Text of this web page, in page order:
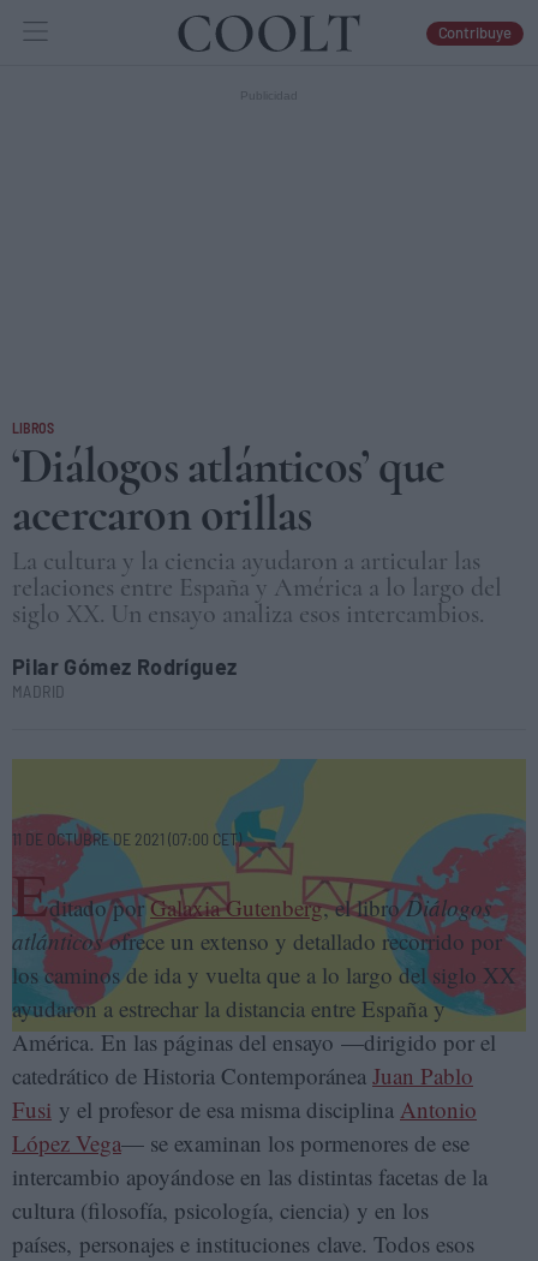
IDEAS
Contribuye
LIBROS
‘Diálogos atlánticos’ que
acercaron orillas
La cultura y la ciencia ayudaron a articular las
relaciones entre España y América a lo largo del
siglo XX. Un ensayo analiza esos intercambios.
Pilar Gómez Rodríguez
MADRID
‘Diálogos atlánticos’ que acercaron orillas. FREEPIK
11 DE OCTUBRE DE 2021 (07:00 CET)
Editado porGalaxia Gutenberg, el libroDiálogos
atlánticosofrece un extenso y detallado recorrido por
los caminos de ida y vuelta que a lo largo del siglo XX
ayudaron a estrechar la distancia entre España y
América. En las páginas del ensayo —dirigido por el
catedrático de Historia Contemporánea Juan Pablo
Fusi y el profesor de esa misma disciplina Antonio
López Vega— se examinan los pormenores de ese
intercambio apoyándose en las distintas facetas de la
cultura (filosofía, psicología, ciencia) y en los
países, personajes e instituciones clave. Todos esos